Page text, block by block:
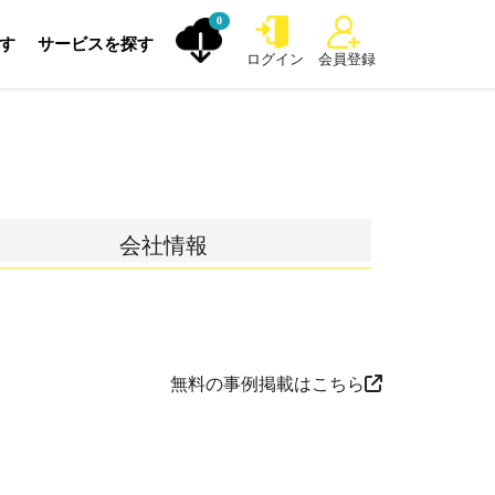
サービスを探す
0
ログイン 会員登録
会社情報
無料の事例掲載はこちら